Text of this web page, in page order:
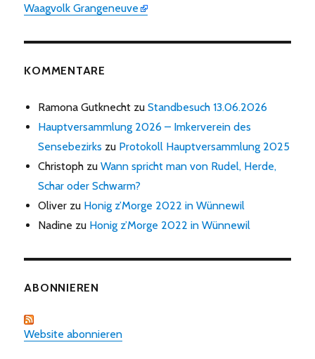
Waagvolk Grangeneuve
KOMMENTARE
Ramona Gutknecht zuStandbesuch 13.06.2026
Hauptversammlung 2026 – Imkerverein des
Sensebezirks zu Protokoll Hauptversammlung 2025
Christoph zuWann spricht man von Rudel, Herde,
Schar oder Schwarm?
Oliver zu Honig z’Morge 2022 in Wünnewil
Nadine zu Honig z’Morge 2022 in Wünnewil
ABONNIEREN
Website abonnieren